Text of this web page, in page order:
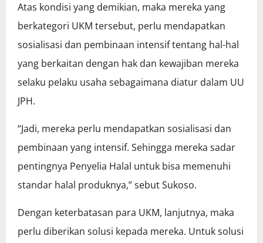
Atas kondisi yang demikian, maka mereka yang
berkategori UKM tersebut, perlu mendapatkan
sosialisasi dan pembinaan intensif tentang hal-hal
yang berkaitan dengan hak dan kewajiban mereka
selaku pelaku usaha sebagaimana diatur dalam UU
JPH.
“Jadi, mereka perlu mendapatkan sosialisasi dan
pembinaan yang intensif. Sehingga mereka sadar
pentingnya Penyelia Halal untuk bisa memenuhi
standar halal produknya,” sebut Sukoso.
Dengan keterbatasan para UKM, lanjutnya, maka
perlu diberikan solusi kepada mereka. Untuk solusi